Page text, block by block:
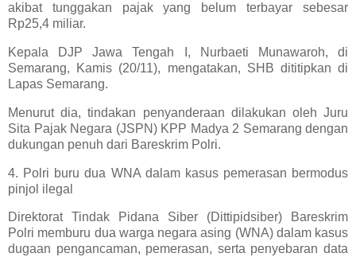
akibat tunggakan pajak yang belum terbayar sebesar
Rp25,4 miliar.
Kepala DJP Jawa Tengah I, Nurbaeti Munawaroh, di
Semarang, Kamis (20/11), mengatakan, SHB dititipkan di
Lapas Semarang.
Menurut dia, tindakan penyanderaan dilakukan oleh Juru
Sita Pajak Negara (JSPN) KPP Madya 2 Semarang dengan
dukungan penuh dari Bareskrim Polri.
4. Polri buru dua WNA dalam kasus pemerasan bermodus
pinjol ilegal
Direktorat Tindak Pidana Siber (Dittipidsiber) Bareskrim
Polri memburu dua warga negara asing (WNA) dalam kasus
dugaan pengancaman, pemerasan, serta penyebaran data